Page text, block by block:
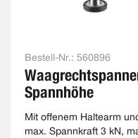
Bestell-Nr.: 560896
Spannhöhe
Mit offenem Haltearm
max. Spannkraft 3 kN,